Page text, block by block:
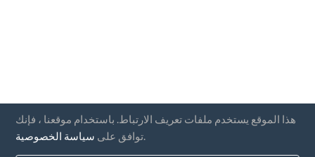
هذا الموقع يستخدم ملفات تعريف الارتباط. باستخدام موقعنا ، فإنك
توافق على سياسة الخصوصية